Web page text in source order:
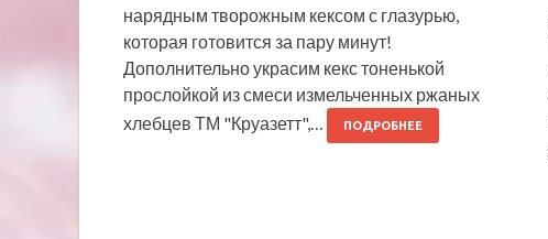
нарядным творожным кексом с глазурью,
которая готовится за пару минут!
Дополнительно украсим кекс тоненькой
прослойкой из смеси измельченных ржаных
хлебцев ТМ "Круазетт",…
ПОДРОБНЕЕ